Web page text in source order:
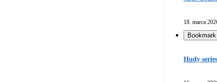
18. marca
Bookmark
Hudy